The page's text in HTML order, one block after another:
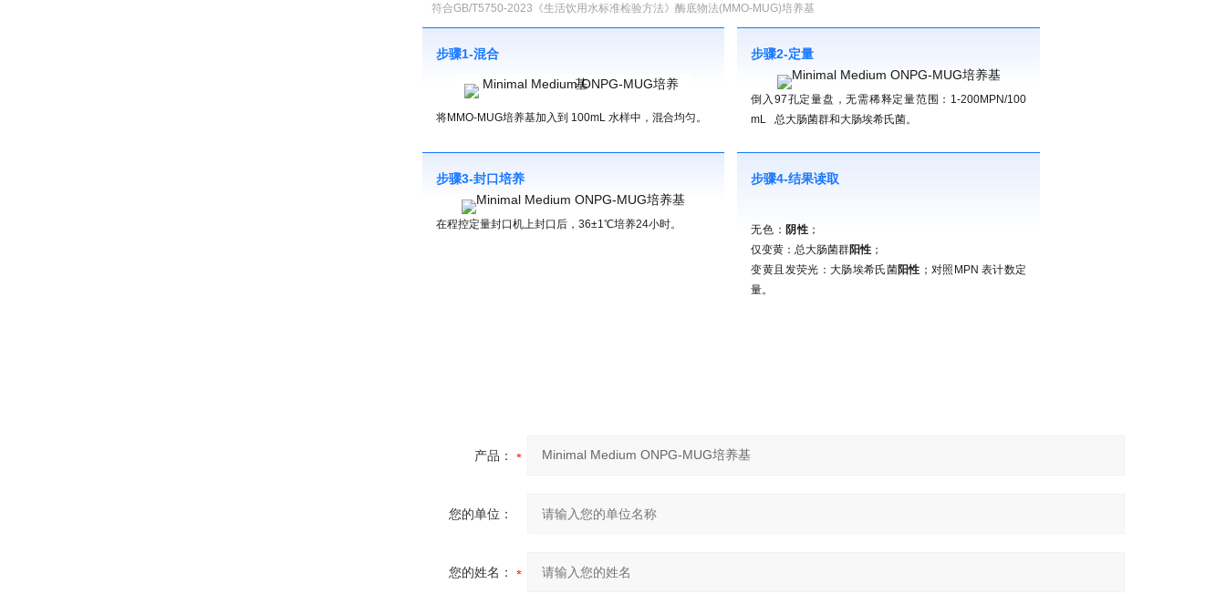
符合GB/T5750-2023《生活饮用水标准检验方法》酶底物法(MMO-MUG)培养基
步骤1-混合
将MMO-MUG培养基加入到 100mL 水样中，混合均匀。
步骤2-定量
倒入97孔定量盘，无需稀释定量范围：1-200MPN/100
mL 总大肠菌群和大肠埃希氏菌。
步骤3-封口培养
在程控定量封口机上封口后，36±1℃培养24小时。
步骤4-结果读取
无色： 阴性 ；
仅变黄：总大肠菌群阳性 ；
变黄且发荧光：大肠埃希氏菌阳性 ；对照MPN 表计数定
量。
产品：
您的单位：
您的姓名：